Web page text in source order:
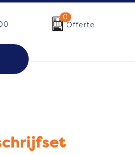
0
Offerte